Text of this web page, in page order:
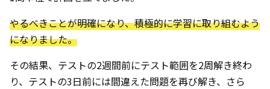
やるべきことが明確になり、積極的に学習に取り組むよう
になりました。
その結果、テストの2週間前にテスト範囲を2周解き終わ
り、テストの3日前には間違えた問題を再び解き、さら